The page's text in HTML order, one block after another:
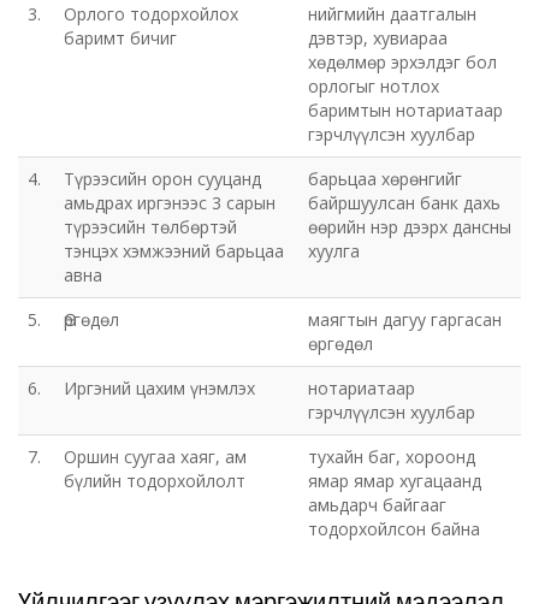
3.
Орлого тодорхойлох
баримт бичиг
нийгмийн даатгалын
дэвтэр, хувиараа
хөдөлмөр эрхэлдэг бол
орлогыг нотлох
баримтын нотариатаар
гэрчлүүлсэн хуулбар
4.
Түрээсийн орон сууцанд
амьдрах иргэнээс 3 сарын
түрээсийн төлбөртэй
тэнцэх хэмжээний барьцаа
авна
барьцаа хөрөнгийг
байршуулсан банк дахь
өөрийн нэр дээрх дансны
хуулга
5. Өргөдөл
маягтын дагуу гаргасан
өргөдөл
6.
Иргэний цахим үнэмлэх
нотариатаар
гэрчлүүлсэн хуулбар
7.
Оршин суугаа хаяг, ам
бүлийн тодорхойлолт
тухайн баг, хороонд
ямар ямар хугацаанд
амьдарч байгааг
тодорхойлсон байна